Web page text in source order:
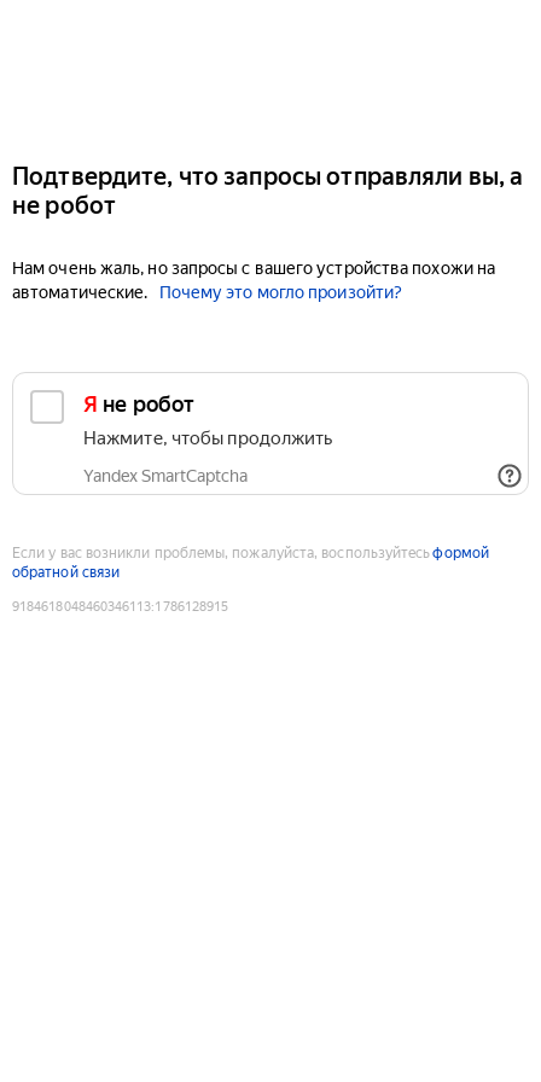
Подтвердите, что запросы отправляли вы, а
не робот
Нам очень жаль, но запросы с вашего устройства похожи на
автоматические.
Почему это могло произойти?
Я не робот
Нажмите, чтобы продолжить
Yandex SmartCaptcha
Если у вас возникли проблемы, пожалуйста, воспользуйтесьформой
обратной связи
9184618048460346113:1786128915